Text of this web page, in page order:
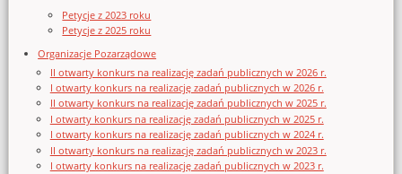
Petycje z 2023 roku
Petycje z 2025 roku
Organizacje Pozarządowe
II otwarty konkurs na realizację zadań publicznych w 2026 r.
I otwarty konkurs na realizację zadań publicznych w 2026 r.
II otwarty konkurs na realizację zadań publicznych w 2025 r.
I otwarty konkurs na realizację zadań publicznych w 2025 r.
I otwarty konkurs na realizację zadań publicznych w 2024 r.
II otwarty konkurs na realizację zadań publicznych w 2023 r.
I otwarty konkurs na realizację zadań publicznych w 2023 r.